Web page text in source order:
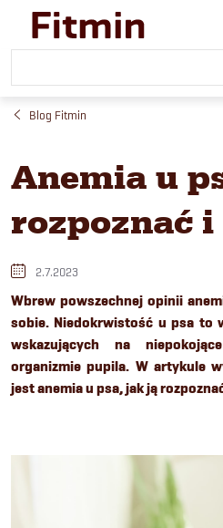
treści
Blog Fitmin
Anemia u
rozpoznać i
2.7.2023
Wbrew powszechnej opinii
sobie. Niedokrwistość u psa to
wskazujących na
organizmie pupila. W artykule
jest anemia u psa, jak ją